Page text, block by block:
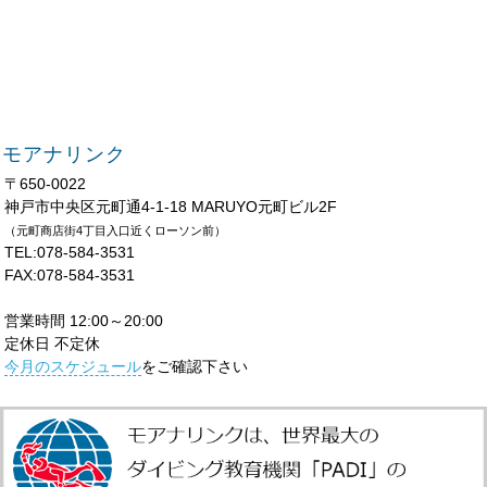
モアナリンク
〒650-0022
神戸市中央区元町通4-1-18 MARUYO元町ビル2F
（元町商店街4丁目入口近くローソン前）
TEL:078-584-3531
FAX:078-584-3531
営業時間 12:00～20:00
定休日 不定休
今月のスケジュールをご確認下さい